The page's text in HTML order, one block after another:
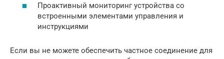
Проактивный мониторинг устройства со
встроенными элементами управления и
инструкциями
Если вы не можете обеспечить частное соединение для